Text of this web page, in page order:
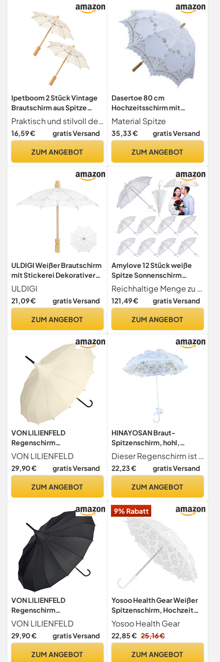
Ipetboom 2 Stück Vintage
Brautschirm aus Spitze
Kleiner Leichter
Sonnenschirm mit Holzgriff
Hochzeitsdekoration und
Teeparty und
Praktisch und stilvoll der spitzenschirm vereint praktischen schutz mit vintage-charme und ist somit ideal für vintage-teepartys im freien und zur verschönerung von brautpaar-sonnenschirmarrangements, als hochzeitsschirm oder für fotoshootings geeignet
16,59 € gratis Versand
ZUM ANGEBOT
Dasertoe 80 cm
Hochzeitsschirm mit
viktorianischer Spitze,
Brautschirm, ,
Material Spitze
35,33 € gratis Versand
ZUM ANGEBOT
ULDIGI Weißer Brautschirm
mit Stickerei Dekorativer
Baumwoll Sonnenschirm
15cm Radius Foto Requisite
für Hochzeiten und
ULDIGI
21,09 € gratis Versand
ZUM ANGEBOT
Amylove 12 Stück weiße
Spitze Sonnenschirm
Regenschirm Bulk Hochzeit
Regenschirm für
Brautjungfern und Braut
Vintage Dekoration
Reichhaltige Menge zu verwenden und zu teilen Sie erhalten 12 weiße Regenschirme, die reichhaltigen Mengen reichen aus, um Ihren täglichen Gebrauch und wechselnden Bedürfnissen gerecht zu werden. Sie können sie auch mit Ihren Freunden oder Ihrer Familie teilen
121,49 € gratis Versand
ZUM ANGEBOT
VON LILIENFELD
Regenschirm
Sonnenschirm Hochzeit
Brautschirm Pagode
Fabienne
VON LILIENFELD
29,90 € gratis Versand
ZUM ANGEBOT
HINAYOSAN Braut-
Spitzenschirm, hohl,
Hochzeitsdekoration,
Foto-Requisiten, Rose,
langer Griff, Umbr
Dieser Regenschirm ist für Hochzeitsdekoration, Fotografie konzipiert
22,23 € gratis Versand
ZUM ANGEBOT
VON LILIENFELD
Regenschirm
Sonnenschirm Hochzeit
Brautschirm Pagode
Fabienne
VON LILIENFELD
29,90 € gratis Versand
ZUM ANGEBOT
9% Rabatt
Yosoo Health Gear Weißer
Spitzenschirm, Hochzeit
Sonnenschirm,
Handgefertigte Blumen
Stickerei, Romantische
(Weiß)
Yosoo Health Gear
22,85 € 25,16 €
ZUM ANGEBOT